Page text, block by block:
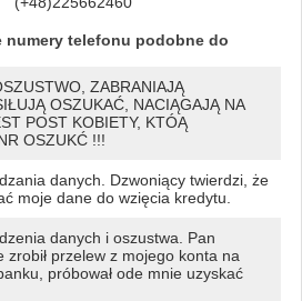
numery telefonu podobne do
ZABRANIAJĄ
OSZUKAĆ, NACIĄGAJĄ NA
POST KOBIETY, KTÓĄ
OSZUKĆ !!!
danych. Dzwoniący twierdzi, że
moje dane do wzięcia kredytu.
danych i oszustwa. Pan
zrobił przelew z mojego konta na
próbował ode mnie uzyskać